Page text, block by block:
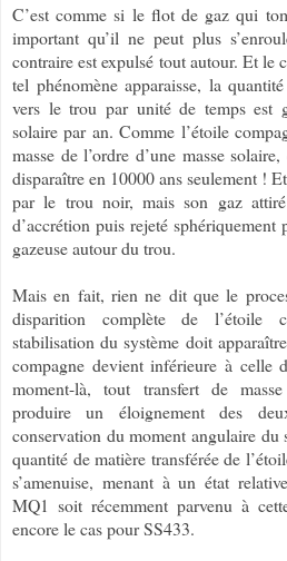
C’est comme si le flot de gaz qui
important qu’il ne peut plus
contraire est expulsé tout autour. Et le
tel phénomène apparaisse, la
vers le trou par unité de temps est
solaire par an. Comme l’étoile
masse de l’ordre d’une masse
disparaître en 10000 ans seulement !
par le trou noir, mais son gaz
d’accrétion puis rejeté
gazeuse autour du trou.
Mais en fait, rien ne dit que le
disparition complète de l’étoile
stabilisation du système doit
compagne devient inférieure à
moment-là, tout transfert de
produire un éloignement des
conservation du moment angulaire du
quantité de matière transférée de
s’amenuise, menant à un état
MQ1 soit récemment parvenu à
encore le cas pour SS433.